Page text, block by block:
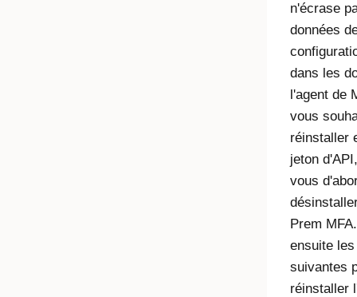
n'écrase
données
dans les
l'agent de
vous
réinstaller
jeton
vous
Prem
ensuite
suivantes
réinstaller